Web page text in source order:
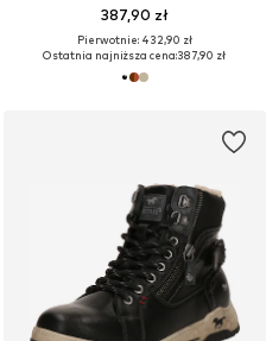
387,90 zł
Pierwotnie: 432,90 zł
Ostatnia najniższa cena:387,90 zł